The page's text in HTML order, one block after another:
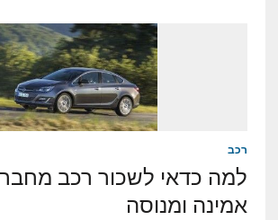
רכב
למה כדאי לשכור רכב
אמינה ומנוסה